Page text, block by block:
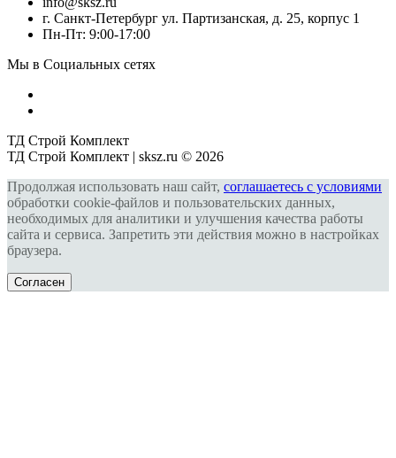
г. Санкт-Петербург ул. Партизанская, д. 25, корпус 1
Пн-Пт: 9:00-17:00
Мы в Социальных сетях
ТД Строй Комплект
ТД Строй Комплект | sksz.ru © 2026
Продолжая использовать наш сайт, соглашаетесь с условиями
обработки cookie-файлов и пользовательских данных,
необходимых для аналитики и улучшения качества работы
сайта и сервиса. Запретить эти действия можно в настройках
браузера.
Согласен